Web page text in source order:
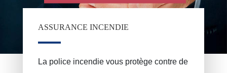
une estimation de la
simulateur de ce site
ASSURANCE INCENDIE
La police incendie vous protège contre de
Epargne enfant
Assurance funéraire